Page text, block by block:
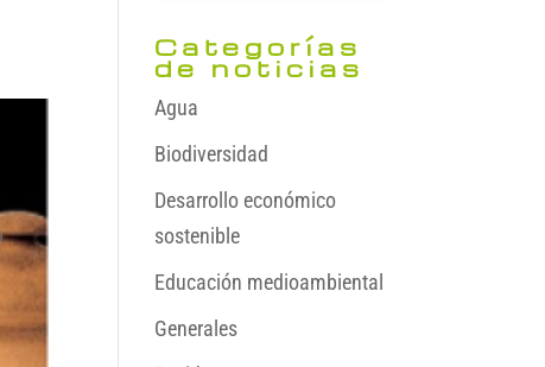
Categorías
de noticias
Agua
Biodiversidad
Desarrollo económico
sostenible
Educación medioambiental
Generales